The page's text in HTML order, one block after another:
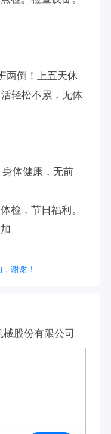
两倒！上五天休
轻松不累，无体
体健康，无前
检，节日福利。
谢谢！
股份有限公司